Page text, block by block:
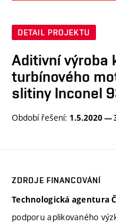
DETAIL PROJEKTU
Aditivní výroba
turbínového
slitiny Inconel
Období řešení: 1.5.2020 —
ZDROJE FINANCOVÁNÍ
Technologická agentura
podporu aplikovaného